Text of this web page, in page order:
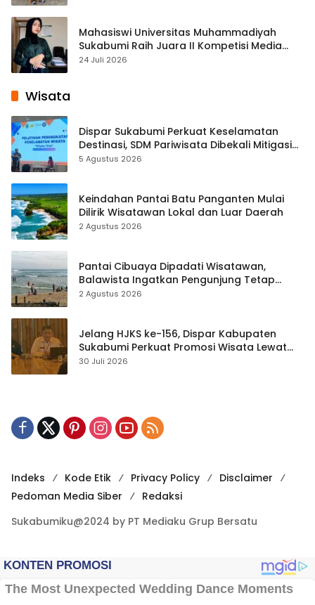
Mahasiswi Universitas Muhammadiyah
Sukabumi Raih Juara II Kompetisi Media
Pembelajaran Digital Tingkat Internasional
24 Juli 2026
Wisata
Dispar Sukabumi Perkuat Keselamatan
Destinasi, SDM Pariwisata Dibekali Mitigasi
hingga Teknik Evakuasi
5 Agustus 2026
Keindahan Pantai Batu Panganten Mulai
Dilirik Wisatawan Lokal dan Luar Daerah
2 Agustus 2026
Pantai Cibuaya Dipadati Wisatawan,
Balawista Ingatkan Pengunjung Tetap
Waspada
2 Agustus 2026
Jelang HJKS ke-156, Dispar Kabupaten
Sukabumi Perkuat Promosi Wisata Lewat
Publikasi Digital
30 Juli 2026
Indeks Kode Etik Privacy Policy
Disclaimer
Pedoman Media Siber
Redaksi
Sukabumiku@2024 by PT Mediaku Grup Bersatu